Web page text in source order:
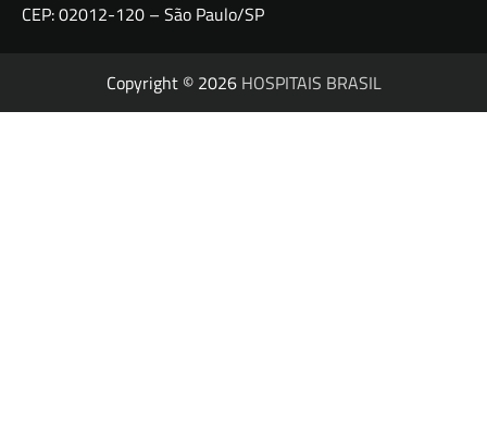
CEP: 02012-120 – São Paulo/SP
Copyright © 2026 HOSPITAIS BRASIL